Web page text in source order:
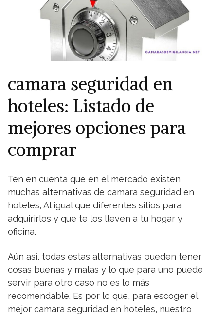
camara seguridad en
hoteles: Listado de
mejores opciones para
comprar
Ten en cuenta que en el mercado existen
muchas alternativas de camara seguridad en
hoteles, Al igual que diferentes sitios para
adquirirlos y que te los lleven a tu hogar y
oficina.
Aún así, todas estas alternativas pueden tener
cosas buenas y malas y lo que para uno puede
servir para otro caso no es lo más
recomendable. Es por lo que, para escoger el
mejor camara seguridad en hoteles, nuestro